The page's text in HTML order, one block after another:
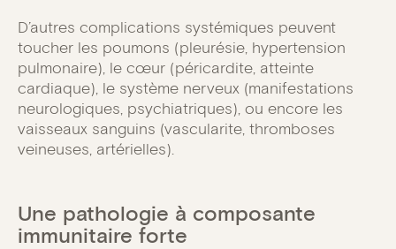
D’autres complications systémiques peuvent
toucher les poumons (pleurésie, hypertension
pulmonaire), le cœur (péricardite, atteinte
cardiaque), le système nerveux (manifestations
neurologiques, psychiatriques), ou encore les
vaisseaux sanguins (vascularite, thromboses
veineuses, artérielles).
Une pathologie à composante
immunitaire forte